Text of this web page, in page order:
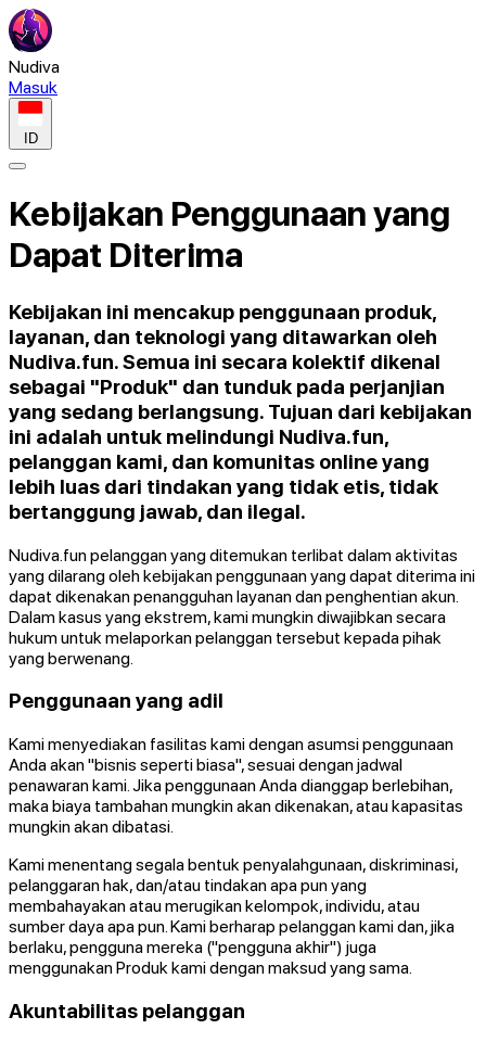
Nudiva
Masuk
ID
Kebijakan Penggunaan yang
Dapat Diterima
Kebijakan ini mencakup penggunaan produk,
layanan, dan teknologi yang ditawarkan oleh
Nudiva.fun. Semua ini secara kolektif dikenal
sebagai "Produk" dan tunduk pada perjanjian
yang sedang berlangsung. Tujuan dari kebijakan
ini adalah untuk melindungi Nudiva.fun,
pelanggan kami, dan komunitas online yang
lebih luas dari tindakan yang tidak etis, tidak
bertanggung jawab, dan ilegal.
Nudiva.fun pelanggan yang ditemukan terlibat dalam aktivitas
yang dilarang oleh kebijakan penggunaan yang dapat diterima ini
dapat dikenakan penangguhan layanan dan penghentian akun.
Dalam kasus yang ekstrem, kami mungkin diwajibkan secara
hukum untuk melaporkan pelanggan tersebut kepada pihak
yang berwenang.
Penggunaan yang adil
Kami menyediakan fasilitas kami dengan asumsi penggunaan
Anda akan "bisnis seperti biasa", sesuai dengan jadwal
penawaran kami. Jika penggunaan Anda dianggap berlebihan,
maka biaya tambahan mungkin akan dikenakan, atau kapasitas
mungkin akan dibatasi.
Kami menentang segala bentuk penyalahgunaan, diskriminasi,
pelanggaran hak, dan/atau tindakan apa pun yang
membahayakan atau merugikan kelompok, individu, atau
sumber daya apa pun. Kami berharap pelanggan kami dan, jika
berlaku, pengguna mereka ("pengguna akhir") juga
menggunakan Produk kami dengan maksud yang sama.
Akuntabilitas pelanggan